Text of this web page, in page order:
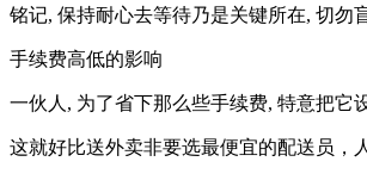
铭记, 保持耐心去等待乃是关键所在, 切勿
手续费高低的影响
一伙人, 为了省下那么些手续费, 特意把它
这就好比送外卖非要选最便宜的配送员，